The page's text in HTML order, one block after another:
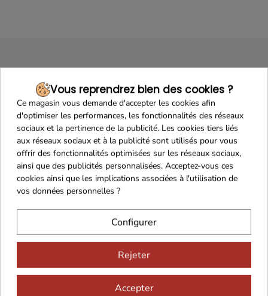
Maison Familiale Paiement Sécurisé
Cadeaux dès 99€
Vous reprendrez bien des cookies ?
Ce magasin vous demande d'accepter les cookies afin
d'optimiser les performances, les fonctionnalités des réseaux
sociaux et la pertinence de la publicité. Les cookies tiers liés
aux réseaux sociaux et à la publicité sont utilisés pour vous
offrir des fonctionnalités optimisées sur les réseaux sociaux,
ainsi que des publicités personnalisées. Acceptez-vous ces
cookies ainsi que les implications associées à l'utilisation de
vos données personnelles ?
Configurer
Rejeter
Accepter